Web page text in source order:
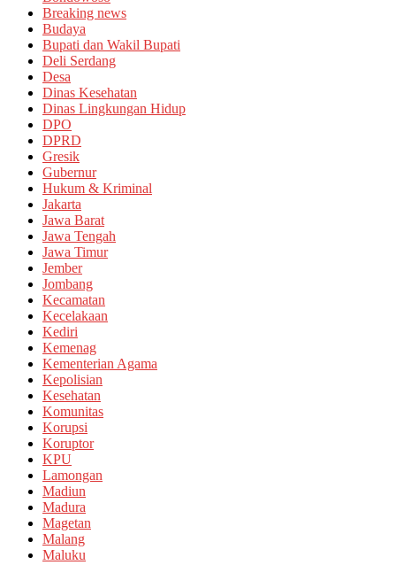
Breaking news
Budaya
Bupati dan Wakil Bupati
Deli Serdang
Desa
Dinas Kesehatan
Dinas Lingkungan Hidup
DPO
DPRD
Gresik
Gubernur
Hukum & Kriminal
Jakarta
Jawa Barat
Jawa Tengah
Jawa Timur
Jember
Jombang
Kecamatan
Kecelakaan
Kediri
Kemenag
Kementerian Agama
Kepolisian
Kesehatan
Komunitas
Korupsi
Koruptor
KPU
Lamongan
Madiun
Madura
Magetan
Malang
Maluku